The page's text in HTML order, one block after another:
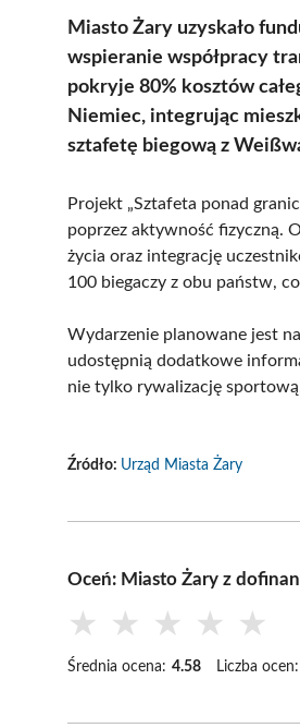
Miasto Żary uzyskało
wspieranie współpracy
pokryje 80% kosztów
Niemiec, integrując
sztafetę biegową z
Projekt „Sztafeta ponad
poprzez aktywność fizyczną.
życia oraz integrację
100 biegaczy z obu państw,
Wydarzenie planowane jest
udostępnią dodatkowe
nie tylko rywalizację
Źródło: Urząd Miasta Żary
Oceń: Miasto Żary z
★ ★ ★ ★ ★
Średnia ocena: 4.58 Liczba ocen: